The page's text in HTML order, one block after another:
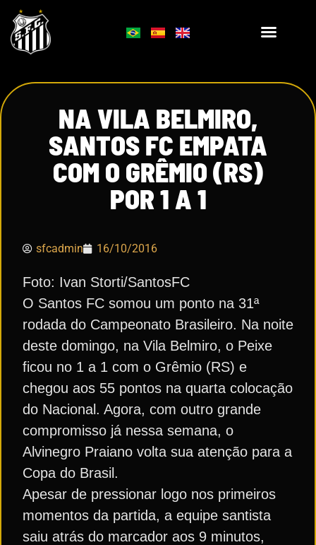
NA VILA BELMIRO,
SANTOS FC EMPATA
COM O GRÊMIO (RS)
POR 1 A 1
sfcadmin 16/10/2016
Foto: Ivan Storti/SantosFC
O Santos FC somou um ponto na 31ª
rodada do Campeonato Brasileiro. Na noite
deste domingo, na Vila Belmiro, o Peixe
ficou no 1 a 1 com o Grêmio (RS) e
chegou aos 55 pontos na quarta colocação
do Nacional. Agora, com outro grande
compromisso já nessa semana, o
Alvinegro Praiano volta sua atenção para a
Copa do Brasil.
Apesar de pressionar logo nos primeiros
momentos da partida, a equipe santista
saiu atrás do marcador aos 9 minutos,